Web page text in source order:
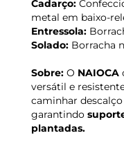
Cadarço:
metal em baixo-
Entressola:
Solado: Borracha
Sobre: O NAIOCA
versátil e
caminhar
garantindo
plantadas.